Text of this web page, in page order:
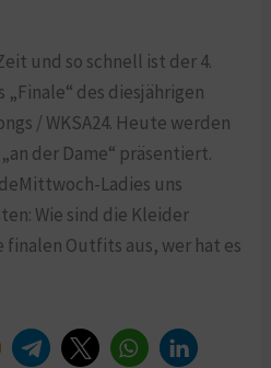
und so schnell ist der 4.
des diesjährigen
/ WKSA24. Heute werden
der Dame“ präsentiert.
Ladies uns
Wie sind die Kleider
finalen Outfits aus, wer hat es